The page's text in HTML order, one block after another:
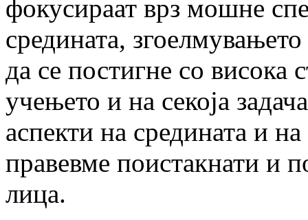
фокусираат врз мошне
средината,
да се постигне со висока
учењето и на секоја
аспекти на средината и
правевме поистакнати и
лица.